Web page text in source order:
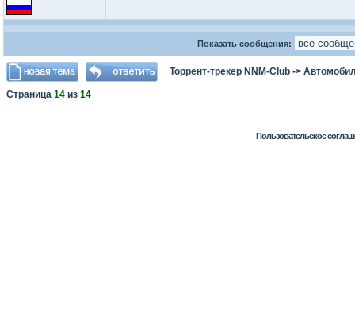
Показать сообщения:
Торрент-трекер NNM-Club ->
Страница 14 из 14
Пользовательское